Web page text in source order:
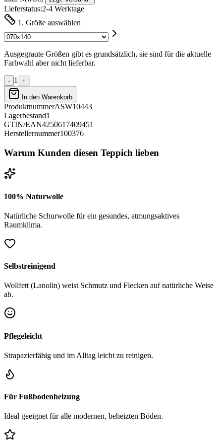
Lieferstatus:2-4 Werktage
1. Größe auswählen
Ausgegraute Größen gibt es grundsätzlich, sie sind für die aktuelle
Farbwahl aber nicht lieferbar.
- 1 +
In den Warenkorb
ProduktnummerASW10443
Lagerbestand1
GTIN/EAN4250617409451
Herstellernummer100376
Warum Kunden diesen Teppich lieben
100% Naturwolle
Natürliche Schurwolle für ein gesundes, atmungsaktives
Raumklima.
Selbstreinigend
Wollfett (Lanolin) weist Schmutz und Flecken auf natürliche Weise
ab.
Pflegeleicht
Strapazierfähig und im Alltag leicht zu reinigen.
Für Fußbodenheizung
Ideal geeignet für alle modernen, beheizten Böden.